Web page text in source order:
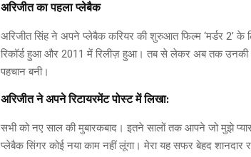
अरिजीत का पहला प्लेबैक
अरिजीत सिंह ने अपने प्लेबैक करियर की शुरुआत फिल्म ‘मर्डर 2’ के
रिकॉर्ड हुआ और 2011 में रिलीज़ हुआ। तब से लेकर अब तक उनकी
पहचान बनी।
अरिजीत ने अपने रिटायरमेंट पोस्ट में लिखा:
सभी को नए साल की मुबारकबाद। इतने सालों तक आपने जो मुझे
प्लेबैक सिंगर कोई नया काम नहीं लूंगा। मेरा यह सफर बेहद शानदार